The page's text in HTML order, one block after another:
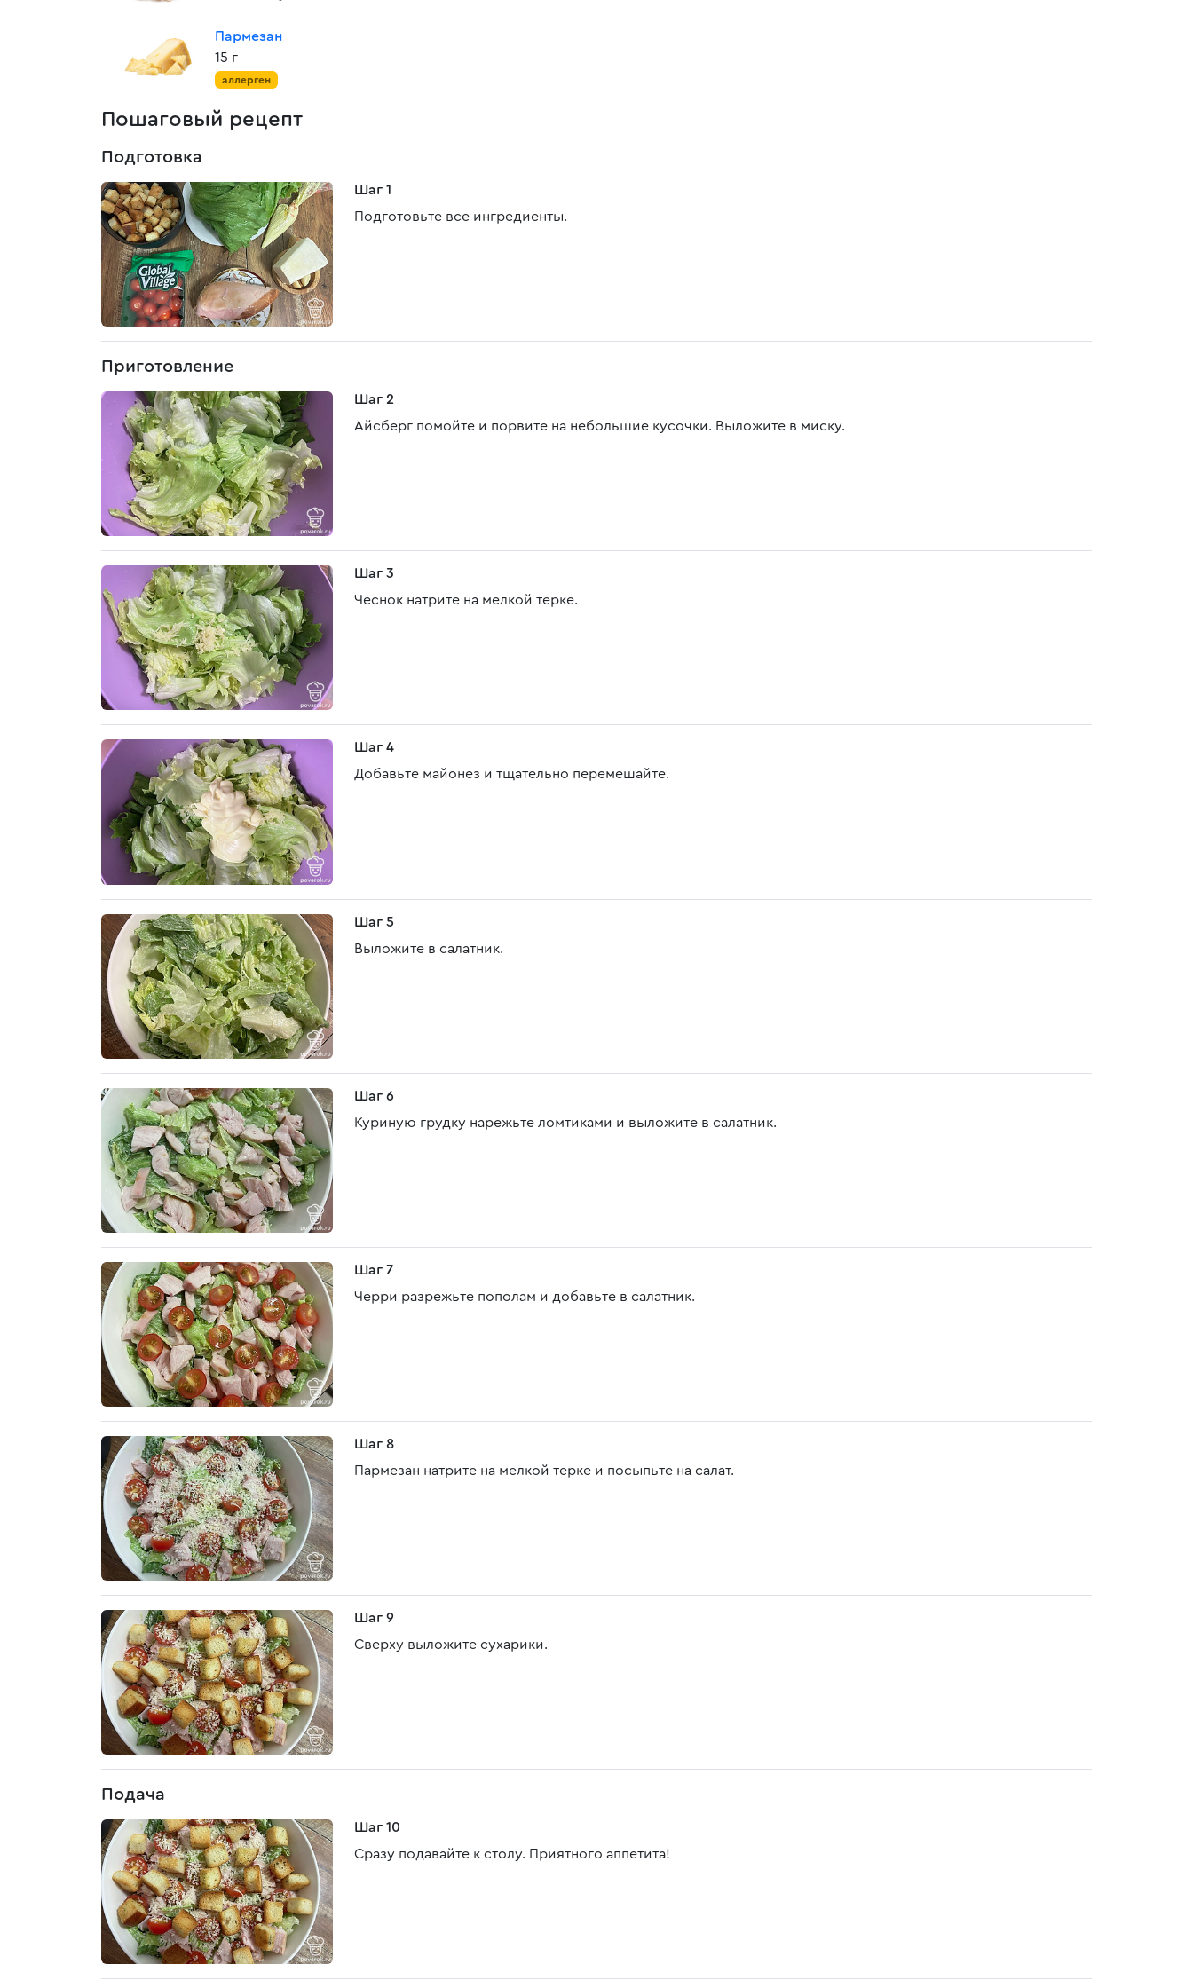
Пармезан
15 г
аллерген
Пошаговый рецепт
Подготовка
Шаг 1
Подготовьте все ингредиенты.
Приготовление
Шаг 2
Айсберг помойте и порвите на небольшие кусочки. Выложите в миску.
Шаг 3
Чеснок натрите на мелкой терке.
Шаг 4
Добавьте майонез и тщательно перемешайте.
Шаг 5
Выложите в салатник.
Шаг 6
Куриную грудку нарежьте ломтиками и выложите в салатник.
Шаг 7
Черри разрежьте пополам и добавьте в салатник.
Шаг 8
Пармезан натрите на мелкой терке и посыпьте на салат.
Шаг 9
Сверху выложите сухарики.
Подача
Шаг 10
Сразу подавайте к столу. Приятного аппетита!